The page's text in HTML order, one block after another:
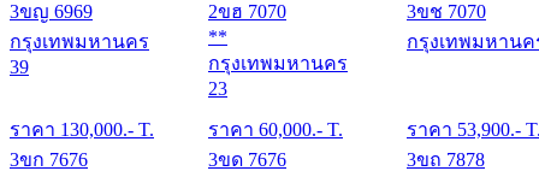
3ขญ 6969
กรุงเทพมหานคร
39
ราคา 130,000.- T.
2ขฮ 7070
**
กรุงเทพมหานคร
23
ราคา 60,000.- T.
3ขช 7070
กรุงเทพมหานค
ราคา 53,900.-
3ขก 7676
3ขด 7676
3ขถ 7878